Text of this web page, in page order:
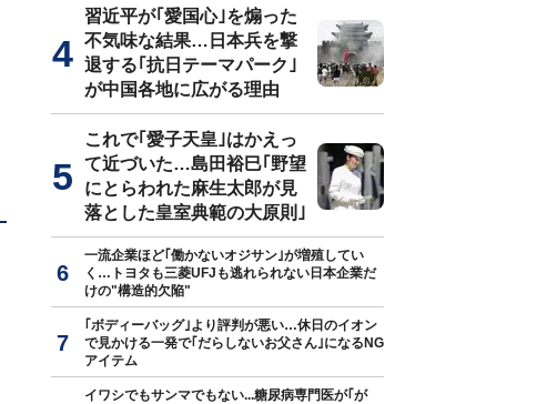
習近平が｢愛国心｣を煽った
不気味な結果…日本兵を撃
退する｢抗日テーマパーク｣
が中国各地に広がる理由
これで｢愛子天皇｣はかえっ
て近づいた…島田裕巳｢野望
にとらわれた麻生太郎が見
落とした皇室典範の大原則｣
一流企業ほど｢働かないオジサン｣が増殖してい
く…トヨタも三菱UFJも逃れられない日本企業だ
けの"構造的欠陥"
｢ボディーバッグ｣より評判が悪い…休日のイオン
で見かける一発で｢だらしないお父さん｣になるNG
アイテム
イワシでもサンマでもない...糖尿病専門医が｢が